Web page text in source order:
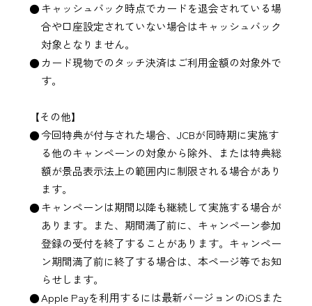
キャッシュバック時点でカードを退会されている場
合や口座設定されていない場合はキャッシュバック
対象となりません。
カード現物でのタッチ決済はご利用金額の対象外で
す。
【その他】
今回特典が付与された場合、JCBが同時期に実施す
る他のキャンペーンの対象から除外、または特典総
額が景品表示法上の範囲内に制限される場合があり
ます。
キャンペーンは期間以降も継続して実施する場合が
あります。また、期間満了前に、キャンペーン参加
登録の受付を終了することがあります。キャンペー
ン期間満了前に終了する場合は、本ページ等でお知
らせします。
Apple Payを利用するには最新バージョンのiOSまた